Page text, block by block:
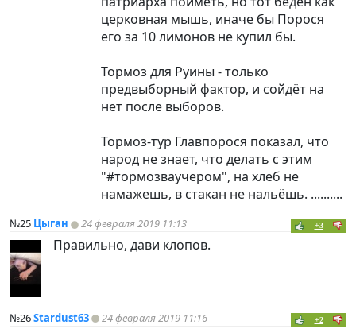
церковная мышь, иначе бы Порося
его за 10 лимонов не купил бы.
Тормоз для Руины - только
предвыборный фактор, и сойдёт на
нет после выборов.
Тормоз-тур Главпорося показал, что
народ не знает, что делать с этим
"#тормозваучером", на хлеб не
намажешь, в стакан не нальёшь. ..........
№25 Цыган 24 февраля 2019 11:13 +3
Правильно, дави клопов.
№26Stardust63 24 февраля 2019 11:16 +2